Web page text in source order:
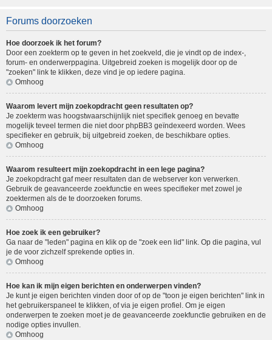
Forums doorzoeken
Hoe doorzoek ik het forum?
Door een zoekterm op te geven in het zoekveld, die je vindt op de index-,
forum- en onderwerppagina. Uitgebreid zoeken is mogelijk door op de
"zoeken" link te klikken, deze vind je op iedere pagina.
Omhoog
Waarom levert mijn zoekopdracht geen resultaten op?
Je zoekterm was hoogstwaarschijnlijk niet specifiek genoeg en bevatte
mogelijk teveel termen die niet door phpBB3 geïndexeerd worden. Wees
specifieker en gebruik, bij uitgebreid zoeken, de beschikbare opties.
Omhoog
Waarom resulteert mijn zoekopdracht in een lege pagina?
Je zoekopdracht gaf meer resultaten dan de webserver kon verwerken.
Gebruik de geavanceerde zoekfunctie en wees specifieker met zowel je
zoektermen als de te doorzoeken forums.
Omhoog
Hoe zoek ik een gebruiker?
Ga naar de "leden" pagina en klik op de "zoek een lid" link. Op die pagina, vul
je de voor zichzelf sprekende opties in.
Omhoog
Hoe kan ik mijn eigen berichten en onderwerpen vinden?
Je kunt je eigen berichten vinden door of op de "toon je eigen berichten" link in
het gebruikerspaneel te klikken, of via je eigen profiel. Om je eigen
onderwerpen te zoeken moet je de geavanceerde zoekfunctie gebruiken en de
nodige opties invullen.
Omhoog